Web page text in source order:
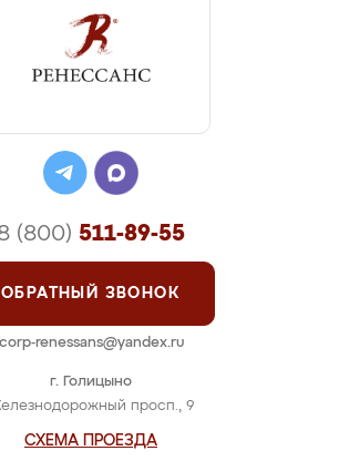
г. Голицыно
просп., 9
СХЕМА ПРОЕЗДА
(800) 511-89-55
ОБРАТНЫЙ ЗВОНОК
corp-renessans@yandex.ru